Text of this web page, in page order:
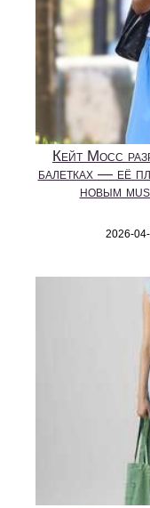
Кейт Мосс
балетках — её
новым
2026-